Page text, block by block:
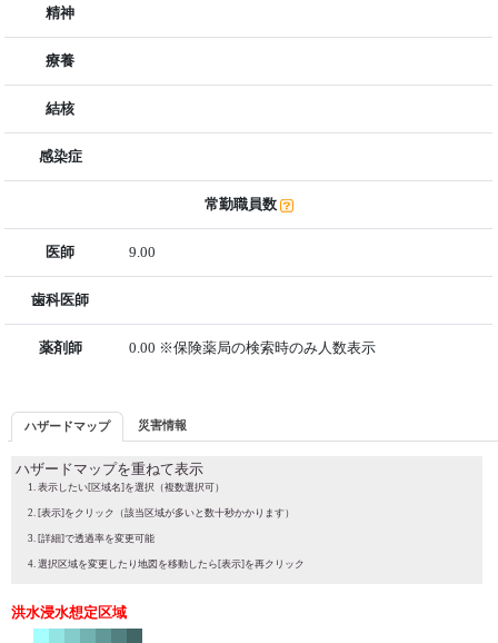
精神
療養
結核
感染症
常勤職員数
医師 9.00
歯科医師
薬剤師 0.00 ※保険薬局の検索時のみ人数表示
ハザードマップ 災害情報
ハザードマップを重ねて表示
表示したい[区域名]を選択（複数選択可）
[表示]をクリック（該当区域が多いと数十秒かかります）
[詳細]で透過率を変更可能
選択区域を変更したり地図を移動したら[表示]を再クリック
洪水浸水想定区域